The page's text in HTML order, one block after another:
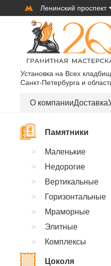
Ленинский проспект
Установка на Всех
Санкт-Петербурга и
О компанииДоставка
Памятники
Маленькие
Недорогие
Вертикальные
Горизонтальные
Мраморные
Элитные
Комплексы
Цоколя